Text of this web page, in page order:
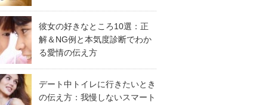
彼女の好きなところ10選：正
解＆NG例と本気度診断でわか
る愛情の伝え方
デート中トイレに行きたいとき
の伝え方：我慢しないスマート